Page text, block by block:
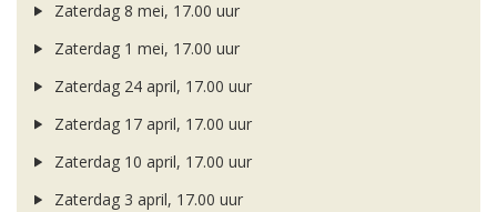
Zaterdag 8 mei, 17.00 uur
Zaterdag 1 mei, 17.00 uur
Zaterdag 24 april, 17.00 uur
Zaterdag 17 april, 17.00 uur
Zaterdag 10 april, 17.00 uur
Zaterdag 3 april, 17.00 uur